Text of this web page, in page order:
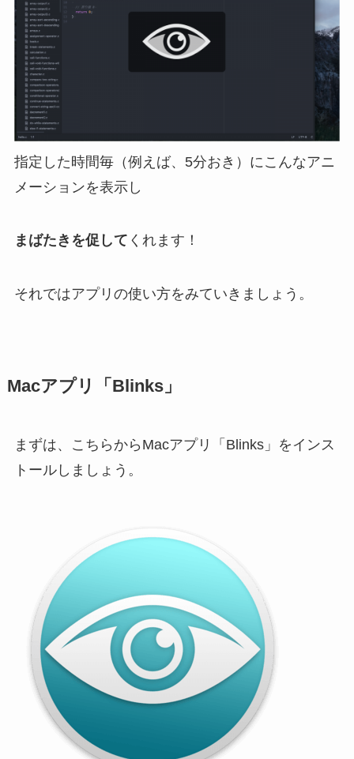
指定した時間毎（例えば、5分おき）にこんなアニ
メーションを表示し
まばたきを促して くれます！
それではアプリの使い方をみていきましょう。
Macアプリ「Blinks」
まずは、こちらからMacアプリ「Blinks」をインス
トールしましょう。